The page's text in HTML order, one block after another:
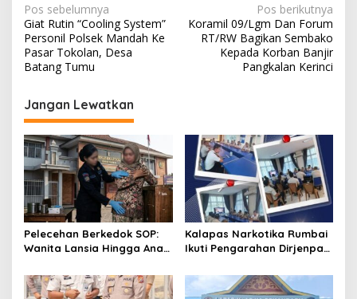
N
a
v
i
g
a
s
i
p
o
s
Pos sebelumnya
Giat Rutin “Cooling System”
Personil Polsek Mandah Ke
Pasar Tokolan, Desa
Batang Tumu
Pos berikutnya
Koramil 09/Lgm Dan Forum
RT/RW Bagikan Sembako
Kepada Korban Banjir
Pangkalan Kerinci
Jangan Lewatkan
Pelecehan Berkedok SOP:
Wanita Lansia Hingga Anak
Andrianto Desak Segera
Copot Kalapas!
Kalapas Narkotika Rumbai
Ikuti Pengarahan Dirjenpas,
dan Persiapan Remisi 17
Agustus